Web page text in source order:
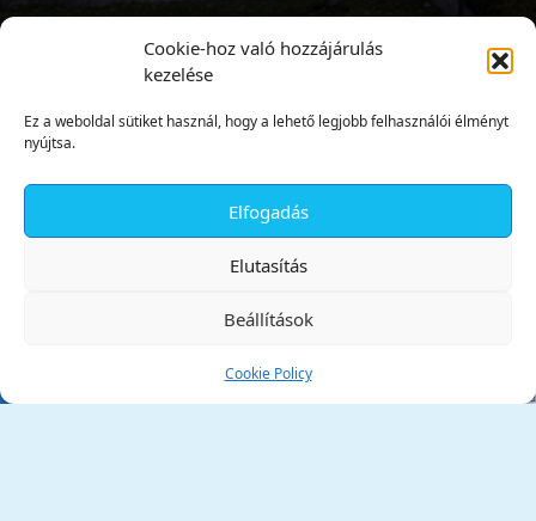
Cookie-hoz való hozzájárulás
kezelése
Ez a weboldal sütiket használ, hogy a lehető legjobb felhasználói élményt
nyújtsa.
Elfogadás
Elutasítás
Beállítások
Cookie Policy
Tata Város Önkormányzata
✕